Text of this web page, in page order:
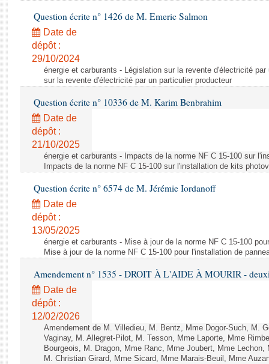
Question écrite n° 1426 de M. Emeric Salmon
Date de
dépôt :
29/10/2024
énergie et carburants - Législation sur la revente d'électricité
sur la revente d'électricité par un particulier producteur
Question écrite n° 10336 de M. Karim Benbrahim
Date de
dépôt :
21/10/2025
énergie et carburants - Impacts de la norme NF C 15-100 sur
Impacts de la norme NF C 15-100 sur l'installation de kits
Question écrite n° 6574 de M. Jérémie Iordanoff
Date de
dépôt :
13/05/2025
énergie et carburants - Mise à jour de la norme NF C 15-100
Mise à jour de la norme NF C 15-100 pour l'installation de
Amendement n° 1535 - DROIT À L'AIDE À MOURIR -
Date de
dépôt :
12/02/2026
Amendement de M. Villedieu, M. Bentz, Mme Dogor-Such, M.
Vaginay, M. Allegret-Pilot, M. Tesson, Mme Laporte, Mme
Bourgeois, M. Dragon, Mme Ranc, Mme Joubert, Mme
M. Christian Girard, Mme Sicard, Mme Marais-Beuil, Mme